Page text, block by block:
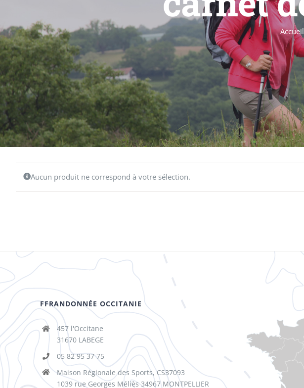
Accueil
Aucun produit ne correspond à votre sélection.
FFRANDONNÉE OCCITANIE
457 l'Occitane
31670 LABEGE
05 82 95 37 75
Maison Régionale des Sports, CS37093
1039 rue Georges Méliès 34967 MONTPELLIER